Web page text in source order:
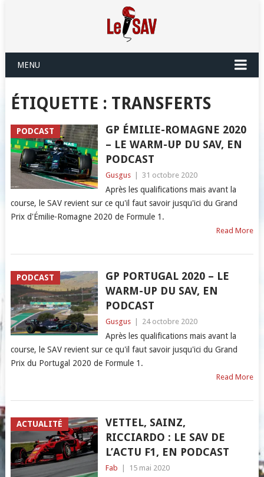
MENU
ÉTIQUETTE : TRANSFERTS
PODCAST
GP ÉMILIE-ROMAGNE 2020
– LE WARM-UP DU SAV, EN
PODCAST
Gusgus 31 octobre 2020
Après les qualifications mais avant la
course, le SAV revient sur ce qu'il faut savoir jusqu'ici du Grand
Prix d'Émilie-Romagne 2020 de Formule 1.
Read More
PODCAST
GP PORTUGAL 2020 – LE
WARM-UP DU SAV, EN
PODCAST
Gusgus 24 octobre 2020
Après les qualifications mais avant la
course, le SAV revient sur ce qu'il faut savoir jusqu'ici du Grand
Prix du Portugal 2020 de Formule 1.
Read More
ACTUALITÉ
VETTEL, SAINZ,
RICCIARDO : LE SAV DE
L’ACTU F1, EN PODCAST
Fab 15 mai 2020